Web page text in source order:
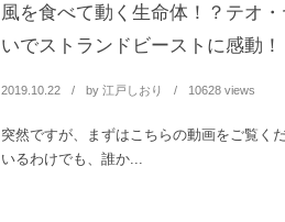
風を食べて動く生命体！？テオ・
いでストランドビーストに感動！
2019.10.22 by 江戸しおり 10628 views
突然ですが、まずはこちらの動画をご覧く
いるわけでも、誰か...